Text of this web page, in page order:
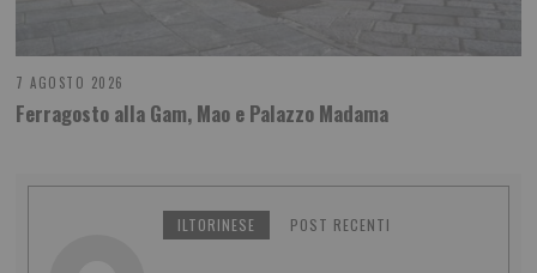
7 AGOSTO 2026
Ferragosto alla Gam, Mao e Palazzo Madama
ILTORINESE POST RECENTI